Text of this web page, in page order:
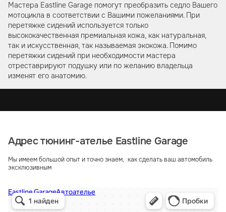
Мастера Eastline Garage помогут преобразить седло Вашего
мотоцикла в соответствии с Вашими пожеланиями. При
перетяжке сидений используется только
высококачественная премиальная кожа, как натуральная,
так и искусственная, так называемая экокожа. Помимо
перетяжки сидений при необходимости мастера
отреставрируют подушку или по желанию владельца
изменят его анатомию.
Адрес тюнинг-ателье Eastline Garage
Мы имеем большой опыт и точно знаем, как сделать ваш автомобиль
эксклюзивным